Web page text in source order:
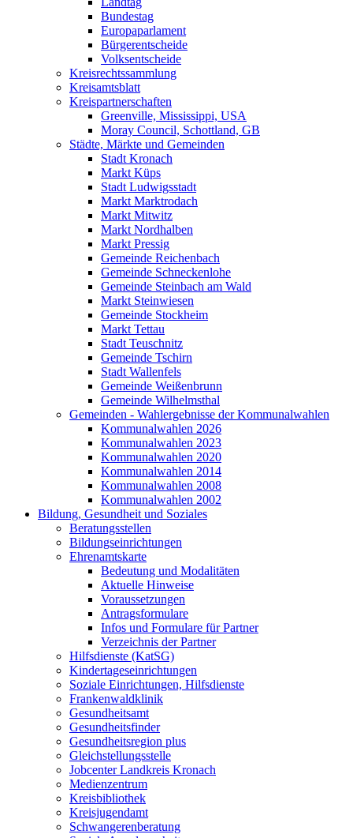
Bundestag
Europaparlament
Bürgerentscheide
Volksentscheide
Kreisrechtssammlung
Kreisamtsblatt
Kreispartnerschaften
Greenville, Mississippi, USA
Moray Council, Schottland, GB
Städte, Märkte und Gemeinden
Stadt Kronach
Markt Küps
Stadt Ludwigsstadt
Markt Marktrodach
Markt Mitwitz
Markt Nordhalben
Markt Pressig
Gemeinde Reichenbach
Gemeinde Schneckenlohe
Gemeinde Steinbach am Wald
Markt Steinwiesen
Gemeinde Stockheim
Markt Tettau
Stadt Teuschnitz
Gemeinde Tschirn
Stadt Wallenfels
Gemeinde Weißenbrunn
Gemeinde Wilhelmsthal
Gemeinden - Wahlergebnisse der Kommunalwahlen
Kommunalwahlen 2026
Kommunalwahlen 2023
Kommunalwahlen 2020
Kommunalwahlen 2014
Kommunalwahlen 2008
Kommunalwahlen 2002
Bildung, Gesundheit und Soziales
Beratungsstellen
Bildungseinrichtungen
Ehrenamtskarte
Bedeutung und Modalitäten
Aktuelle Hinweise
Voraussetzungen
Antragsformulare
Infos und Formulare für Partner
Verzeichnis der Partner
Hilfsdienste (KatSG)
Kindertageseinrichtungen
Soziale Einrichtungen, Hilfsdienste
Frankenwaldklinik
Gesundheitsamt
Gesundheitsfinder
Gesundheitsregion plus
Gleichstellungsstelle
Jobcenter Landkreis Kronach
Medienzentrum
Kreisbibliothek
Kreisjugendamt
Schwangerenberatung